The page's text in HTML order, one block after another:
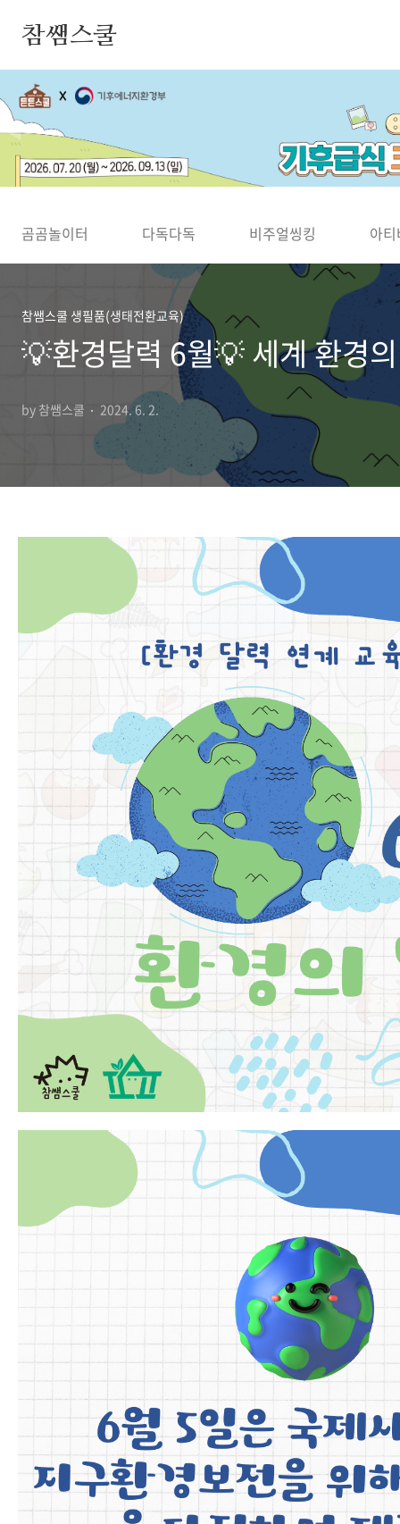
참쌤스쿨
◀
곰곰놀이터 다독다독 비주얼씽킹 아
참쌤스쿨 생필품(생태전환교육)
💡환경달력 6월💡 세계 환경
by 참쌤스쿨 2024. 6. 2.